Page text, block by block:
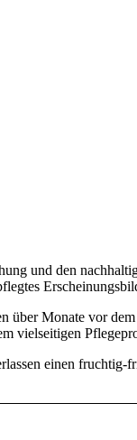
und den
Monate vor
vielseitigen
einen